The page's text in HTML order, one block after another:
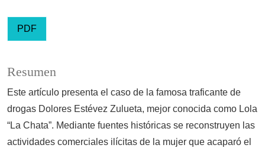
PDF
Resumen
Este artículo presenta el caso de la famosa traficante de
drogas Dolores Estévez Zulueta, mejor conocida como Lola
“La Chata”. Mediante fuentes históricas se reconstruyen las
actividades comerciales ilícitas de la mujer que acaparó el